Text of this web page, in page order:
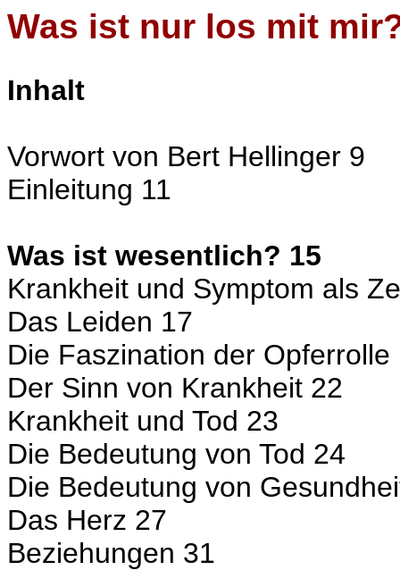
Was ist nur los mit
Inhalt
Vorwort von Bert Hellinger 9
Einleitung 11
Was ist wesentlich? 15
Krankheit und Symptom als
Das Leiden 17
Die Faszination der Opferrolle
Der Sinn von Krankheit 22
Krankheit und Tod 23
Die Bedeutung von Tod 24
Die Bedeutung von
Das Herz 27
Beziehungen 31